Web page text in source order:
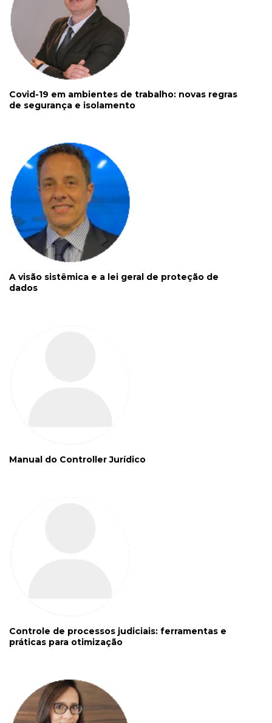
Covid-19 em ambientes de trabalho: novas regras
de segurança e isolamento
A visão sistêmica e a lei geral de proteção de
dados
Manual do Controller Jurídico
Controle de processos judiciais: ferramentas e
práticas para otimização